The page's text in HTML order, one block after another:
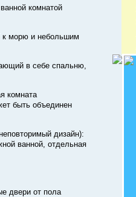
комнатой
к морю и небольшим
в себе спальню,
комната
быть объединен
дизайн):
ванной, отдельная
двери от пола